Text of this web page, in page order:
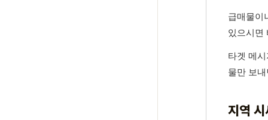
급매물이
있으시면
타겟 메
물만 보
지역